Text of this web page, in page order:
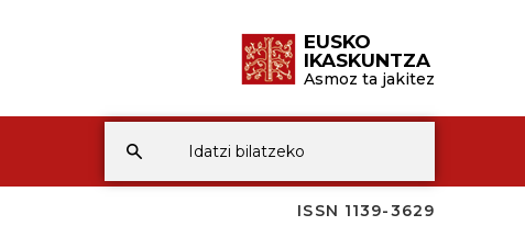
EUSKO
IKASKUNTZA
Asmoz ta jakitez
ISSN 1139-3629